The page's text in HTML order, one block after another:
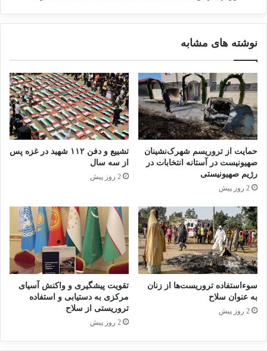
نوشته های مشابه
سال 2022: افغانستان همچنان در
صدر متاثرین از تروریسم
19 مارس 2023
بررسی فیلم‌ها و سریال‌های ایرانی
با موضوع داعش
قاضی حسین‌زاده با اشاره به بند ۹ و ۱۰ قانون
الزام دولت به پیگیری جبران خسارات ناشی از
اقدامات و جنایات آمریکا علیه ایران و اتباع ایرانی
افزود: دولت و قوه قضاییه مکلف هستند اقدامات
تحقیقی و تعقیبی لازم را نسبت به استماع
دادخواهی اتباع ایرانی در خصوص اقداماتی دولت
نوشته های مشابه
حمایت از تروریسم شهرک‌نشینان
صهیونیست در آستانه انتخابات در
رژیم صهیونیستی
2 روز پیش
تشییع و دفن ۱۱۲ شهید در غزه پس
از سه سال
2 روز پیش
سوءاستفاده تروریست‌ها از زنان
به عنوان سلاح
2 روز پیش
تقویت پیشگیری و واکنش آسیای
مرکزی به دستیابی و استفاده
تروریستی از سلاح
2 روز پیش